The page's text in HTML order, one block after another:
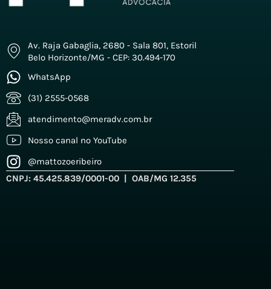
Av. Raja Gabaglia, 2680 - Sala 801, Estoril
Belo Horizonte/MG - CEP: 30.494-170
WhatsApp
(31) 2555-0568
atendimento@meradv.com.br
Nosso canal no YouTube
@mattozoeribeiro
CNPJ: 45.425.839/0001-00 | OAB/MG 12.355